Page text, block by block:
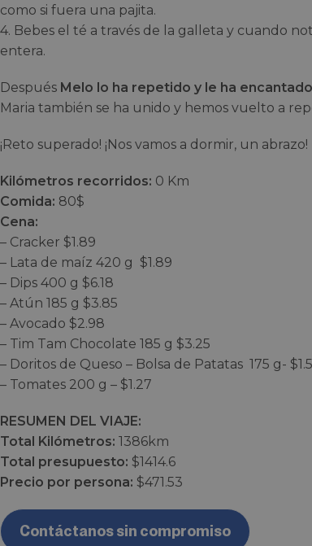
como si fuera una pajita.
4. Bebes el té a través de la galleta y cuando
entera.
Después Melo lo ha repetido y le ha
Maria también se ha unido y hemos vuelto a
¡Reto superado! ¡Nos vamos a dormir, un abrazo!
Kilómetros recorridos: 0 Km
Comida: 80$
Cena:
– Cracker $1.89
– Lata de maíz 420 g $1.89
– Dips 400 g $6.18
– Atún 185 g $3.85
– Avocado $2.98
– Tim Tam Chocolate 185 g $3.25
– Doritos de Queso – Bolsa de Patatas 175 g-
– Tomates 200 g – $1.27
RESUMEN DEL VIAJE:
Total Kilómetros: 1386km
Total presupuesto: $1414.6
Precio por persona: $471.53
Contáctanos sin compromiso